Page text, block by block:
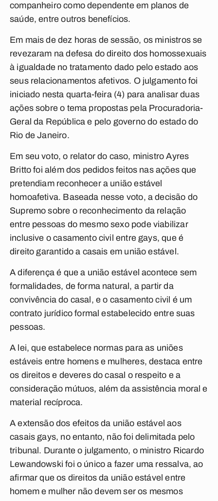
companheiro como dependente em planos de
saúde, entre outros benefícios.
Em mais de dez horas de sessão, os ministros se
revezaram na defesa do direito dos homossexuais
à igualdade no tratamento dado pelo estado aos
seus relacionamentos afetivos. O julgamento foi
iniciado nesta quarta-feira (4) para analisar duas
ações sobre o tema propostas pela Procuradoria-
Geral da República e pelo governo do estado do
Rio de Janeiro.
Em seu voto, o relator do caso, ministro Ayres
Britto foi além dos pedidos feitos nas ações que
pretendiam reconhecer a união estável
homoafetiva. Baseada nesse voto, a decisão do
Supremo sobre o reconhecimento da relação
entre pessoas do mesmo sexo pode viabilizar
inclusive o casamento civil entre gays, que é
direito garantido a casais em união estável.
A diferença é que a união estável acontece sem
formalidades, de forma natural, a partir da
convivência do casal, e o casamento civil é um
contrato jurídico formal estabelecido entre suas
pessoas.
A lei, que estabelece normas para as uniões
estáveis entre homens e mulheres, destaca entre
os direitos e deveres do casal o respeito e a
consideração mútuos, além da assistência moral e
material recíproca.
A extensão dos efeitos da união estável aos
casais gays, no entanto, não foi delimitada pelo
tribunal. Durante o julgamento, o ministro Ricardo
Lewandowski foi o único a fazer uma ressalva, ao
afirmar que os direitos da união estável entre
homem e mulher não devem ser os mesmos